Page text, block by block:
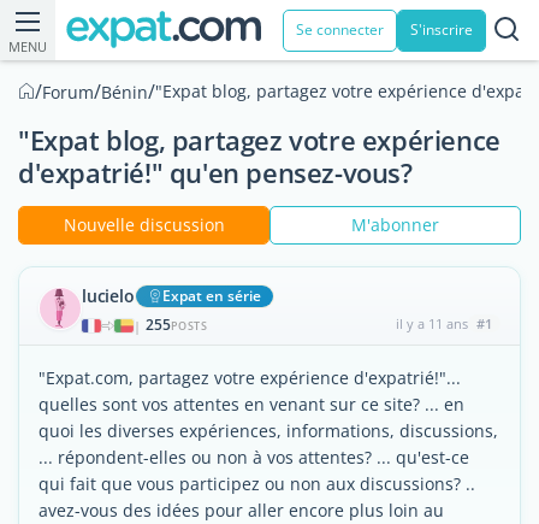
MENU
Se connecter S'inscrire
/Forum/Bénin/"Expat blog, partagez votre expérience
"Expat blog, partagez votre expérience
d'expatrié!" qu'en pensez-vous?
Nouvelle discussion M'abonner
lucielo Expat en série
| 255POSTS il y a 11 ans #1
"Expat.com, partagez votre expérience d'expatrié!"...
quelles sont vos attentes en venant sur ce site? ... en
quoi les diverses expériences, informations, discussions,
... répondent-elles ou non à vos attentes? ... qu'est-ce
qui fait que vous participez ou non aux discussions? ..
avez-vous des idées pour aller encore plus loin au